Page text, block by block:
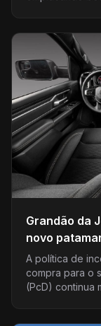
Grandão da
novo
A política de
compra para o
(PcD) continua